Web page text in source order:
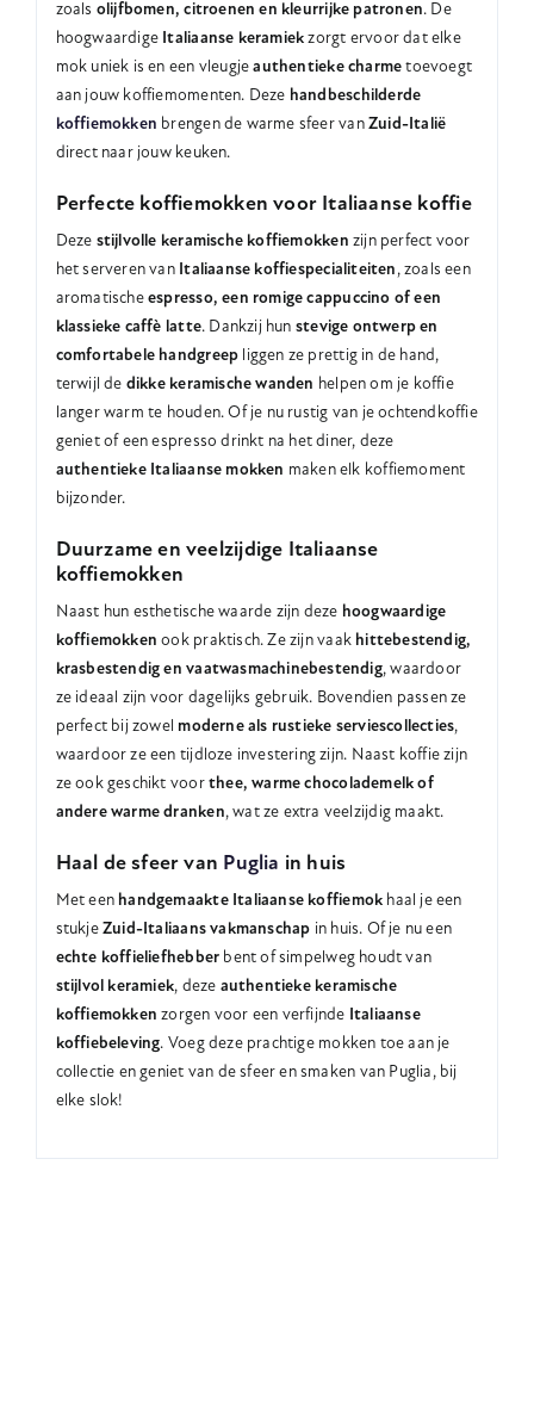
zoals olijfbomen, citroenen en kleurrijke patronen. De
hoogwaardige Italiaanse keramiek zorgt ervoor dat elke
mok uniek is en een vleugjeauthentieke charme toevoegt
aan jouw koffiemomenten. Deze handbeschilderde
koffiemokken brengen de warme sfeer van Zuid-Italië
direct naar jouw keuken.
Perfecte koffiemokken voor Italiaanse koffie
Deze stijlvolle keramische koffiemokken zijn perfect voor
het serveren van Italiaanse koffiespecialiteiten , zoals een
aromatischeespresso, een romige cappuccino of een
klassieke caffè latte. Dankzij hun stevige ontwerp en
comfortabele handgreep liggen ze prettig in de hand,
terwijl de dikke keramische wanden helpen om je koffie
langer warm te houden. Of je nu rustig van je ochtendkoffie
geniet of een espresso drinkt na het diner, deze
authentieke Italiaanse mokken maken elk koffiemoment
bijzonder.
Duurzame en veelzijdige Italiaanse
koffiemokken
Naast hun esthetische waarde zijn deze hoogwaardige
koffiemokken ook praktisch. Ze zijn vaak hittebestendig,
krasbestendig en vaatwasmachinebestendig, waardoor
ze ideaal zijn voor dagelijks gebruik. Bovendien passen ze
perfect bij zowel moderne als rustieke serviescollecties,
waardoor ze een tijdloze investering zijn. Naast koffie zijn
ze ook geschikt voor thee, warme chocolademelk of
andere warme dranken, wat ze extra veelzijdig maakt.
Haal de sfeer van Puglia in huis
Met een handgemaakte Italiaanse koffiemok haal je een
stukje Zuid-Italiaans vakmanschap in huis. Of je nu een
echte koffieliefhebber bent of simpelweg houdt van
stijlvol keramiek, deze authentieke keramische
koffiemokken zorgen voor een verfijnde Italiaanse
koffiebeleving. Voeg deze prachtige mokken toe aan je
collectie en geniet van de sfeer en smaken van Puglia, bij
elke slok!